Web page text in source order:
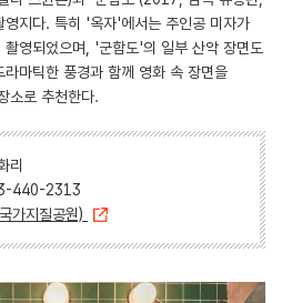
지다. 특히 '옥자'에서는 주인공 미자가
영되었으며, '군함도'의 일부 산악 장면도
마틱한 풍경과 함께 영화 속 장면을
소로 추천한다.
리
440-2313
가지질공원)